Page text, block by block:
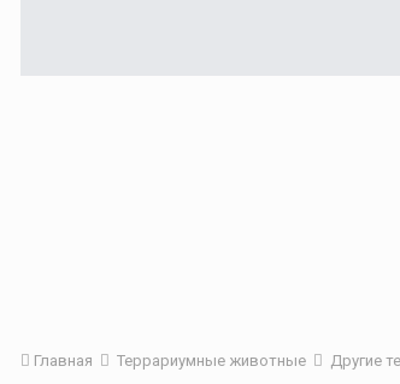
Главная Террариумные животные Другие